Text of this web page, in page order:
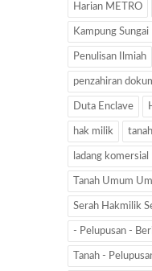
Harian METRO
Kampung Sungai
Penulisan Ilmiah
penzahiran
Duta Enclave
hak milik
ladang komersial
Tanah Umum
Serah Hakmilik
- Pelupusan -
Tanah -